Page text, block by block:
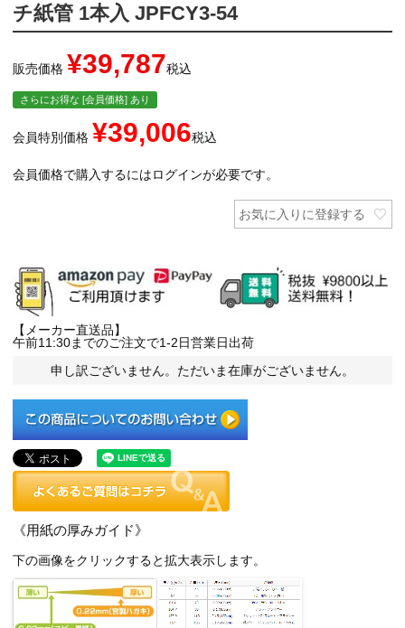
チ紙管 1本入 JPFCY3-54
販売価格 ¥39,787税込
さらにお得な [会員価格] あり
会員特別価格 ¥39,006税込
会員価格で購入するにはログインが必要です。
お気に入りに登録する
【メーカー直送品】
午前11:30までのご注文で1-2日営業日出荷
申し訳ございません。ただいま在庫がございません。
《用紙の厚みガイド》
下の画像をクリックすると拡大表示します。